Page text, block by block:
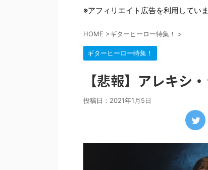
※アフィリエイト広告を利用してい
HOME >ギターヒーロー特集！ >
ギターヒーロー特集！
【悲報】アレキシ
投稿日： 2021年1月5日